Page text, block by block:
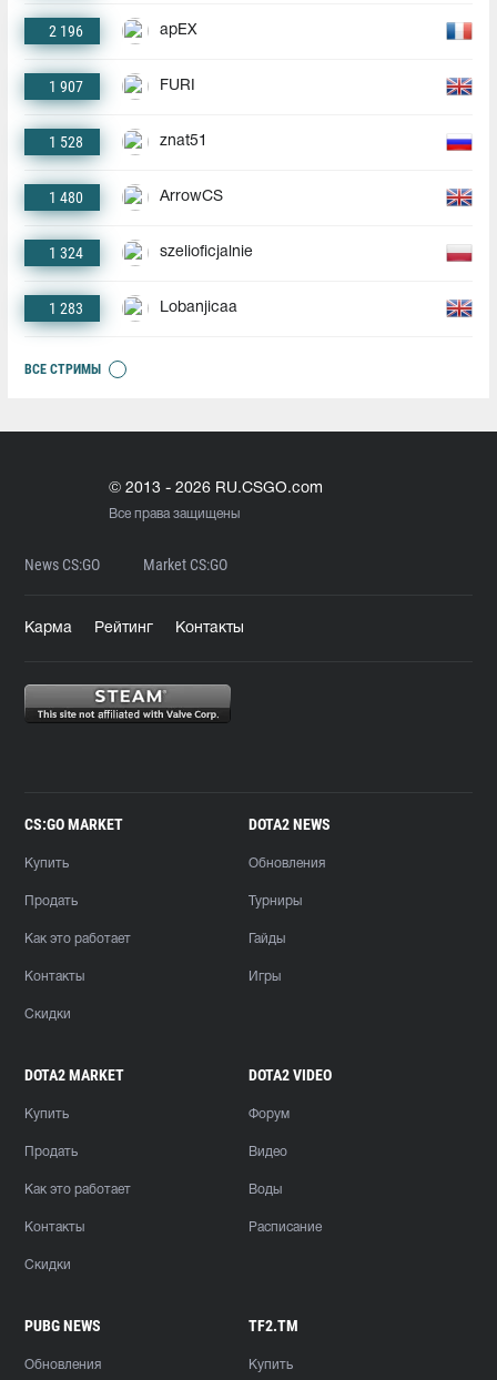
2 196 apEX
1 907 FURI
1 528 znat51
1 480 ArrowCS
1 324 szelioficjalnie
1 283 Lobanjicaa
ВСЕ СТРИМЫ
© 2013 - 2026 RU.CSGO.com
Все права защищены
News CS:GO Market CS:GO
Карма Рейтинг Контакты
CS:GO MARKET
Купить
Продать
Как это работает
Контакты
Скидки
DOTA2 NEWS
Обновления
Турниры
Гайды
Игры
DOTA2 MARKET
Купить
Продать
Как это работает
Контакты
Скидки
DOTA2 VIDEO
Форум
Видео
Воды
Расписание
PUBG NEWS
Обновления
TF2.TM
Купить